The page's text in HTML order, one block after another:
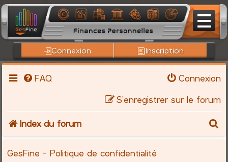
Connexion Inscription
FAQ
Connexion
S’enregistrer sur le forum
Index du forum
GesFine - Politique de confidentialité